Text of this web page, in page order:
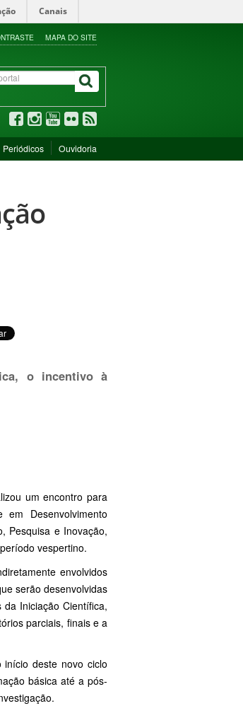
Canais
MAPA DO SITE
Periódicos Ouvidoria
o incentivo à
um encontro para
Desenvolvimento
Pesquisa e Inovação,
vespertino.
envolvidos
serão desenvolvidas
Iniciação Científica,
parciais, finais e a
deste novo ciclo
básica até a pós-